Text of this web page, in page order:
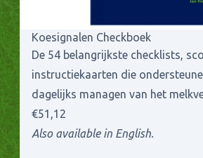
Koesignalen Checkboek
De 54 belangrijkste checklists,
instructiekaarten die
dagelijks managen van het
€51,12
Also available in English.